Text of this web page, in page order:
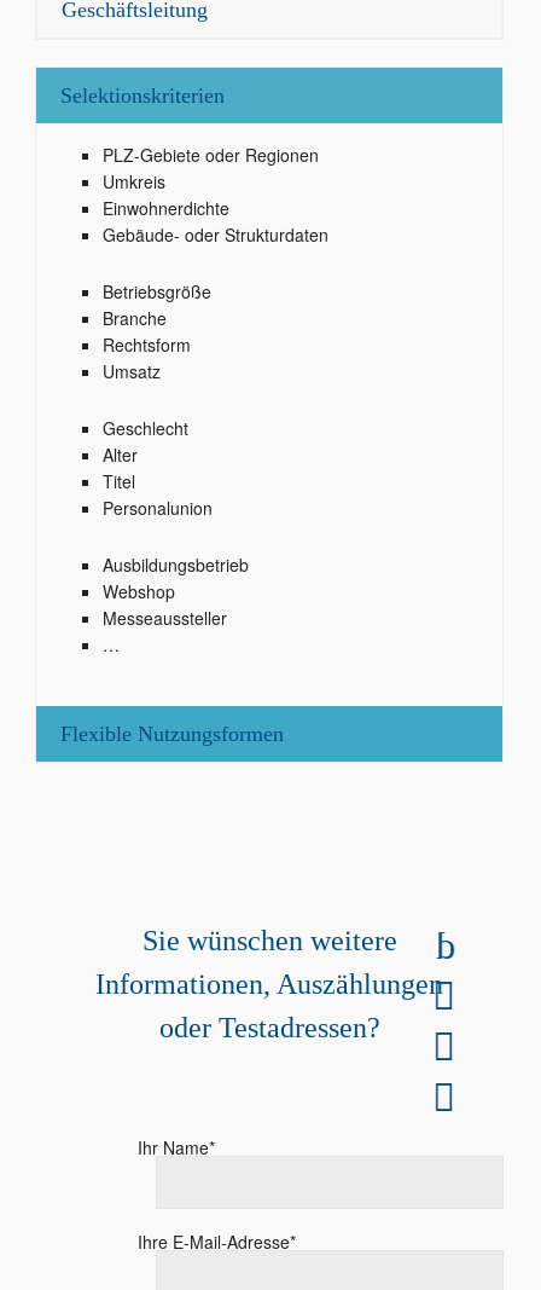
Geschäftsleitung
Selektionskriterien
PLZ-Gebiete oder Regionen
Umkreis
Einwohnerdichte
Gebäude- oder Strukturdaten
Betriebsgröße
Branche
Rechtsform
Umsatz
Geschlecht
Alter
Titel
Personalunion
Ausbildungsbetrieb
Webshop
Messeaussteller
…
Flexible Nutzungsformen
Sie wünschen weitere
Informationen, Auszählungen
oder Testadressen?
0511 / 606 77 77 0
anfragen@interfon-adress.de
Gratis Testadressen
Ihr Name*
Ihre E-Mail-Adresse*